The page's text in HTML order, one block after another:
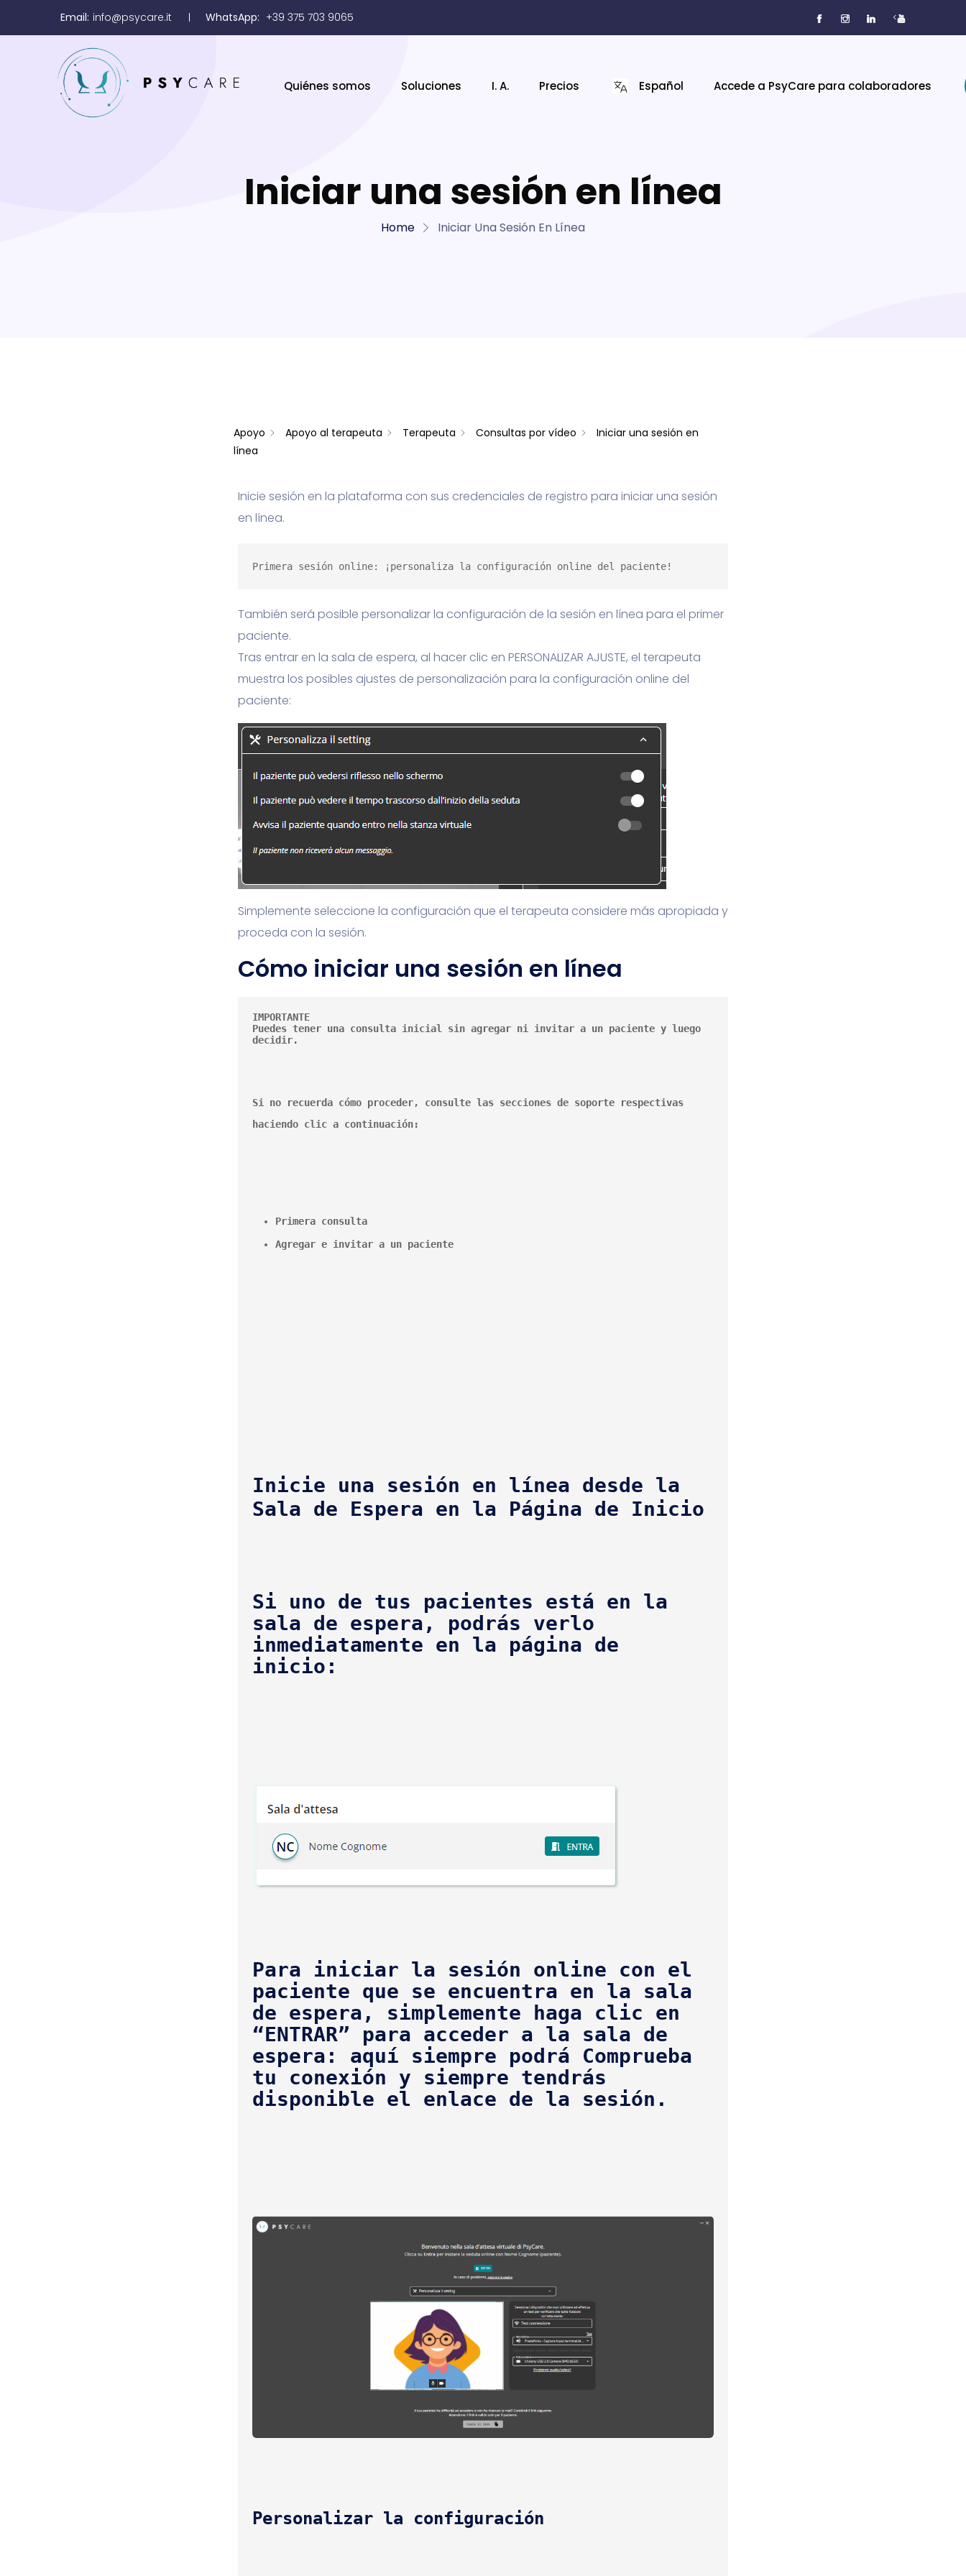
Email: info@psycare.it WhatsApp: +39 375 703 9065 <
Quiénes somos Soluciones I. A. Precios Español Accede a PsyCare para colaboradores
Iniciar una sesión en línea
Home Iniciar Una Sesión En Línea
Apoyo Apoyo al terapeuta Terapeuta Consultas por vídeo
Iniciar una sesión en
línea
Inicie sesión en la plataforma con sus credenciales de registro para iniciar una sesión
en línea.
Primera sesión online: ¡personaliza la configuración online del paciente!
También será posible personalizar la configuración de la sesión en línea para el primer
paciente.
Tras entrar en la sala de espera, al hacer clic en PERSONALIZAR AJUSTE, el terapeuta
muestra los posibles ajustes de personalización para la configuración online del
paciente:
Simplemente seleccione la configuración que el terapeuta considere más apropiada y
proceda con la sesión.
Cómo iniciar una sesión en línea
IMPORTANTE
Puedes tener una consulta inicial sin agregar ni invitar a un paciente y luego
Si no recuerda cómo proceder, consulte las secciones de soporte respectivas
haciendo clic a continuación:
Primera consulta
Agregar e invitar a un paciente
Inicie una sesión en línea desde la
Si uno de tus pacientes está en la
sala de espera, podrás verlo
inmediatamente en la página de
inicio:
Para iniciar la sesión online con el
paciente que se encuentra en la sala
de espera, simplemente haga clic en
“ENTRAR” para acceder a la sala de
espera: aquí siempre podrá Comprueba
tu conexión y siempre tendrás
disponible el enlace de la sesión.